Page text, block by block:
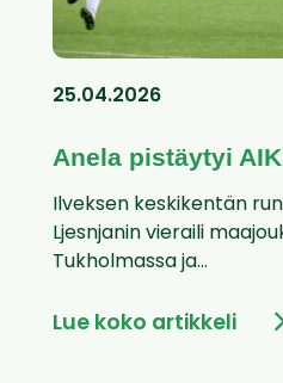
25.04.2026
Anela pistäytyi
Ilveksen keskikentän
Ljesnjanin vieraili
Tukholmassa ja...
Lue koko artikkeli